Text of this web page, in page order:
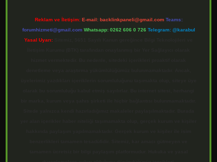
Reklam ve İletişim: E-mail: backlinkpaneli@gmail.com Teams:
forumhizmeti@gmail.com Whatsapp: 0262 606 0 726 Telegram: @karabul
Yasal Uyarı: